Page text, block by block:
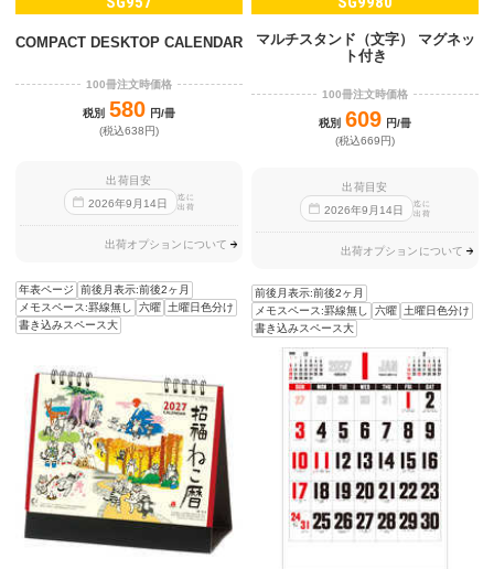
COMPACT DESKTOP CALENDAR
100冊注文時価格
税別 580 円/冊
(税込638円)
出荷目安
2026年9 月 14日
迄に
出荷
出荷オプションについて
年表ページ
前後月表示:前後2ヶ月
メモスペース:罫線無し
六曜
土曜日色分け
書き込みスペース大
マルチスタンド（文字） マグネッ
ト付き
100冊注文時価格
税別 609 円/冊
(税込669円)
出荷目安
2026年9 月 14日
迄に
出荷
出荷オプションについて
前後月表示:前後2ヶ月
メモスペース:罫線無し
六曜
土曜日色分け
書き込みスペース大